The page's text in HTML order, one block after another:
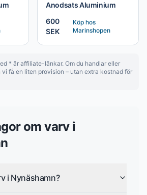
Anodsats Aluminium
600
SEK
Köp hos
Marinshopen
* är affiliate-länkar. Om du handlar eller
få en liten provision – utan extra kostnad för
omvarvi
i Nynäshamn?